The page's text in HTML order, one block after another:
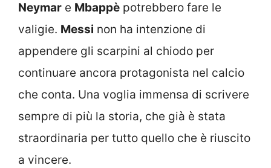
Neymar e Mbappè potrebbero fare le
valigie. Messi non ha intenzione di
appendere gli scarpini al chiodo per
continuare ancora protagonista nel calcio
che conta. Una voglia immensa di scrivere
sempre di più la storia, che già è stata
straordinaria per tutto quello che è riuscito
a vincere.